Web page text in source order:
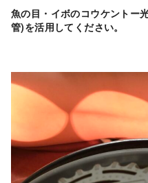
魚の目・イボのコウケントー
管)を活用してください。